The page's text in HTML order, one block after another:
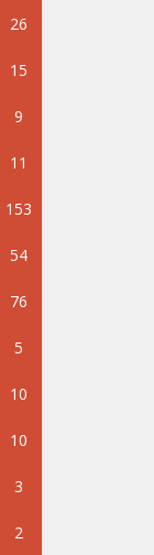
26
15
9
11
153
54
76
5
10
10
3
2